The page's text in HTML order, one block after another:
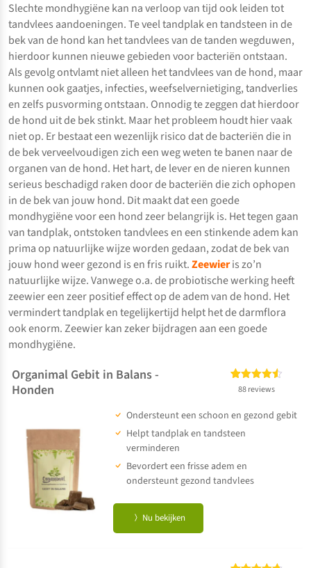
Slechte mondhygiëne kan na verloop van tijd ook leiden tot
tandvlees aandoeningen. Te veel tandplak en tandsteen in de
bek van de hond kan het tandvlees van de tanden wegduwen,
hierdoor kunnen nieuwe gebieden voor bacteriën ontstaan.
Als gevolg ontvlamt niet alleen het tandvlees van de hond, maar
kunnen ook gaatjes, infecties, weefselvernietiging, tandverlies
en zelfs pusvorming ontstaan. Onnodig te zeggen dat hierdoor
de hond uit de bek stinkt. Maar het probleem houdt hier vaak
niet op. Er bestaat een wezenlijk risico dat de bacteriën die in
de bek verveelvoudigen zich een weg weten te banen naar de
organen van de hond. Het hart, de lever en de nieren kunnen
serieus beschadigd raken door de bacteriën die zich ophopen
in de bek van jouw hond. Dit maakt dat een goede
mondhygiëne voor een hond zeer belangrijk is. Het tegen gaan
van tandplak, ontstoken tandvlees en een stinkende adem kan
prima op natuurlijke wijze worden gedaan, zodat de bek van
jouw hond weer gezond is en fris ruikt.Zeewieris zo’n
natuurlijke wijze. Vanwege o.a. de probiotische werking heeft
zeewier een zeer positief effect op de adem van de hond. Het
vermindert tandplak en tegelijkertijd helpt het de darmflora
ook enorm. Zeewier kan zeker bijdragen aan een goede
mondhygiëne.
Organimal Gebit in Balans -
Honden
Gewaardeerd
gebaseerd
88
waarderingen
88 reviews
Ondersteunt een schoon en gezond gebit
Helpt tandplak en tandsteen
verminderen
Bevordert een frisse adem en
ondersteunt gezond tandvlees
Nu bekijken